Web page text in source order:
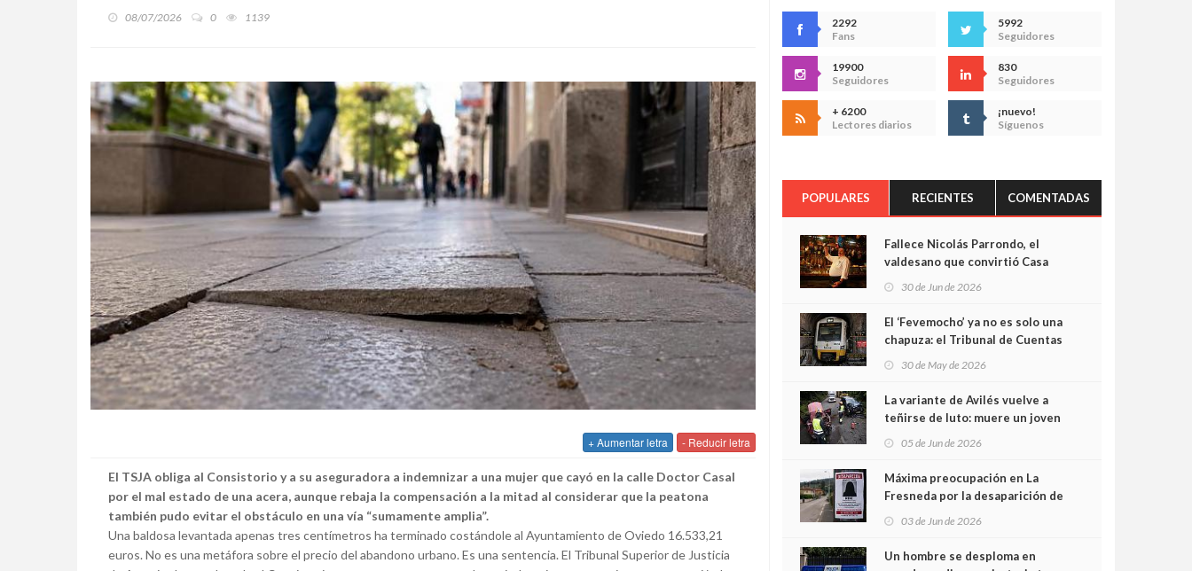
08/07/2026 0 1139
+ Aumentar letra - Reducir letra
El TSJA obliga al Consistorio y a su aseguradora a indemnizar a una mujer que cayó en la calle Doctor Casal
por el mal estado de una acera, aunque rebaja la compensación a la mitad al considerar que la peatona
también pudo evitar el obstáculo en una vía “sumamente amplia”.
Una baldosa levantada apenas tres centímetros ha terminado costándole al Ayuntamiento de Oviedo 16.533,21
euros. No es una metáfora sobre el precio del abandono urbano. Es una sentencia. El Tribunal Superior de Justicia
2292
Fans
5992
Seguidores
19900
Seguidores
830
Seguidores
+ 6200
Lectores diarios
¡nuevo!
Síguenos
POPULARES RECIENTES COMENTADAS
Fallece Nicolás Parrondo, el
valdesano que convirtió Casa
30 de Jun de 2026
El ‘Fevemocho’ ya no es solo una
chapuza: el Tribunal de Cuentas
sobrecoste de los trenes que no
cabían por los túneles
30 de May de 2026
La variante de Avilés vuelve a
teñirse de luto: muere un joven
05 de Jun de 2026
Máxima preocupación en La
Fresneda por la desaparición de
03 de Jun de 2026
Un hombre se desploma en